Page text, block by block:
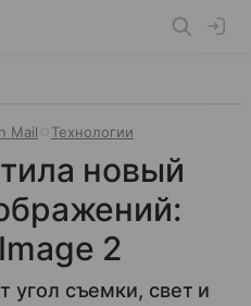
Mail Технологии
новый
2
угол съемки, свет и